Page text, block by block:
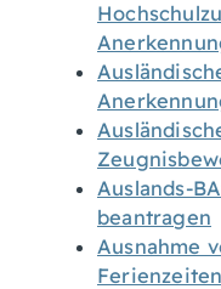
Auslands-
beantragen
Ausnahme